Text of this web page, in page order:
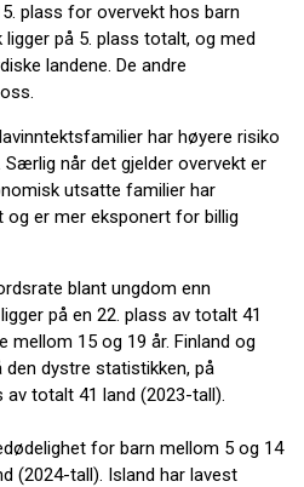
plass for overvekt hos barn
på 5. plass totalt, og med
landene. De andre
har høyere risiko
når det gjelder overvekt er
utsatte familier har
og er mer eksponert for billig
blant ungdom enn
på en 22. plass av totalt 41
mellom 15 og 19 år. Finland og
den dystre statistikken, på
av totalt 41 land (2023-tall).
for barn mellom 5 og 14
(2024-tall). Island har lavest